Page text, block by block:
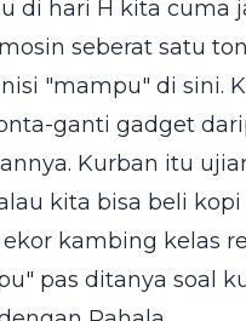
di hari H kita cuma
seberat satu
"mampu" di sini.
ganti gadget
Kurban itu
kita bisa beli
kambing kelas
pas ditanya soal